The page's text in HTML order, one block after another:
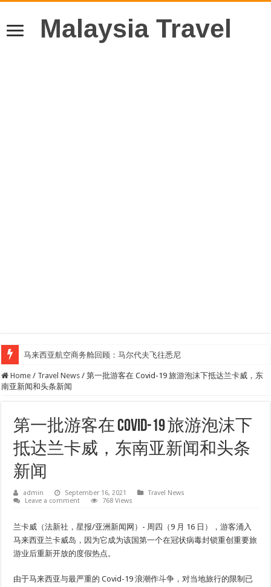
Malaysia Travel
马来西亚航空商务舱回顾：马尔代夫飞往悉尼
Home / Travel News / 第一批游客在 Covid-19 旅游泡沫下抵达兰卡威，东
南亚新闻和头条新闻
第一批游客在 Covid-19 旅游泡沫下
抵达兰卡威，东南亚新闻和头条
新闻
admin September 16, 2021
Travel News
Leave a comment
768 Views
兰卡威（法新社，星报/亚洲新闻网）- 周四（9 月 16 日），游客涌入
马来西亚兰卡威岛，因为它成为该国第一个在冠状病毒封锁重创重要旅
游业后重新开放的度假热点。
由于马来西亚与最严重的 Covid-19 浪潮作斗争，对当地旅行的限制已